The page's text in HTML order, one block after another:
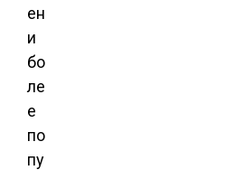
ен
и
бо
ле
е
по
пу